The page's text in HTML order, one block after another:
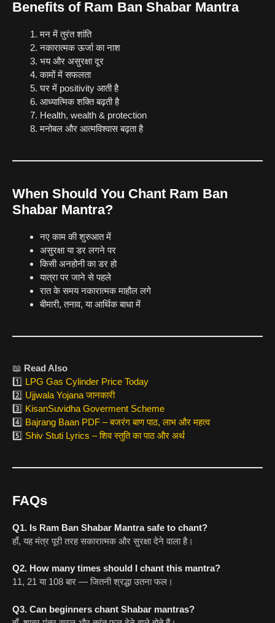
Benefits of Ram Ban Shabar Mantra
मन में तुरंत शांति
नकारात्मक ऊर्जा का नाश
भय और असुरक्षा दूर
कामों में सफलता
घर में positivity आती है
आध्यात्मिक शक्ति बढ़ती है
Health, wealth & protection
मनोबल और आत्मविश्वास बढ़ता है
When Should You Chant Ram Ban
Shabar Mantra?
नए काम की शुरुआत में
असुरक्षा या डर लगने पर
किसी अनहोनी का डर हो
यात्रा पर जाने से पहले
रात के समय नकारात्मक माहौल लगे
बीमारी, तनाव, या आर्थिक बाधा में
📖 Read Also
1️⃣ LPG Gas Cylinder Price Today
2️⃣ Ujjwala Yojana जानकारी
3️⃣ KisanSuvidha Goverment Scheme
4️⃣ Bajrang Baan PDF – बजरंग बाण पाठ, लाभ और महत्व
5️⃣ Shiv Stuti Lyrics – शिव स्तुति का पाठ और अर्थ
FAQs
Q1. Is Ram Ban Shabar Mantra safe to chant?
हाँ, यह मंत्र पूरी तरह सकारात्मक और सुरक्षा देने वाला है।
Q2. How many times should I chant this mantra?
11, 21 या 108 बार — जितनी श्रद्धा उतना फल।
Q3. Can beginners chant Shabar mantras?